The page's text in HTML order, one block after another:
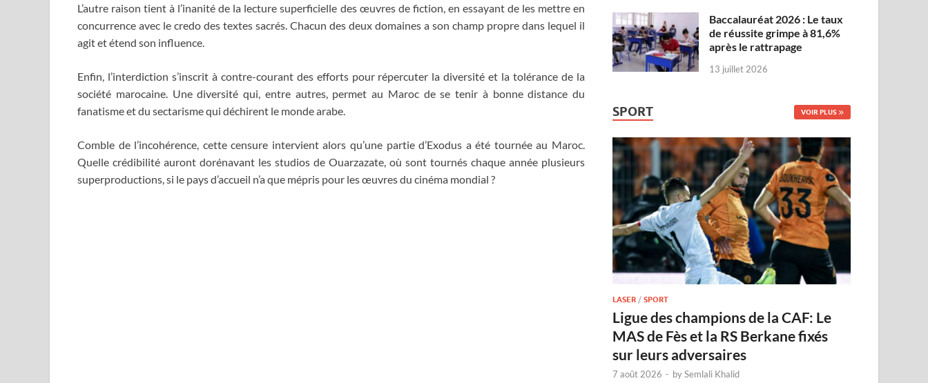
L’autre raison tient à l’inanité de la lecture superficielle des œuvres de fiction, en essayant de les mettre en
concurrence avec le credo des textes sacrés. Chacun des deux domaines a son champ propre dans lequel il
agit et étend son influence.
Enfin, l’interdiction s’inscrit à contre-courant des efforts pour répercuter la diversité et la tolérance de la
société marocaine. Une diversité qui, entre autres, permet au Maroc de se tenir à bonne distance du
fanatisme et du sectarisme qui déchirent le monde arabe.
Comble de l’incohérence, cette censure intervient alors qu’une partie d’Exodus a été tournée au Maroc.
Quelle crédibilité auront dorénavant les studios de Ouarzazate, où sont tournés chaque année plusieurs
superproductions, si le pays d’accueil n’a que mépris pour les œuvres du cinéma mondial ?
Baccalauréat 2026 : Le taux
de réussite grimpe à 81,6%
après le rattrapage
13 juillet 2026
SPORT VOIR PLUS
LASER /SPORT
Ligue des champions de la CAF: Le
MAS de Fès et la RS Berkane fixés
sur leurs adversaires
7 août 2026 - bySemlali Khalid